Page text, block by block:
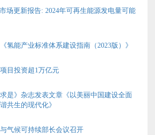
场更新报告: 2024年可再生能源发电量可能
氢能产业标准体系建设指南（2023版）》
目投资超1万亿元
是》杂志发表文章《以美丽中国建设全面
共生的现代化》
气候可持续部长会议召开